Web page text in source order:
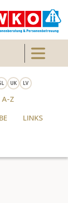
Toggle
UK LV
A-Z
LINKS